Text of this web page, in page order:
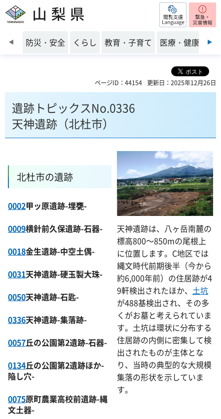
山梨県 閲覧支援
前のスライドを表示
防災・安全 くらし 教育・子育て 医療・健康・福
ページID：44154 更新日：2025年12月26日
遺跡トピックスNo.0336
天神遺跡（北杜市）
北杜市の遺跡
0002甲ッ原遺跡-埋甕-
0009横針前久保遺跡-石器-
0018金生遺跡-中空土偶-
0031天神遺跡-硬玉製大珠-
0050天神遺跡-石匙-
0336天神遺跡-集落跡-
0057丘の公園第2遺跡-石器-
0134丘の公園第2遺跡ほか-
陥し穴-
0075原町農業高校前遺跡-縄
文土器-
天神遺跡は、八ヶ岳南麓の
標高800～850mの尾根上
に位置します。C地区では
縄文時代前期後半（今から
約6,000年前）の住居跡が4
9軒検出されたほか、 土坑
が488基検出され、その多
くがお墓と考えられていま
す。土坑は環状に分布する
住居跡の内側に密集して検
出されたものが主体とな
り、当時の典型的な大規模
集落の形状を示していま
す。